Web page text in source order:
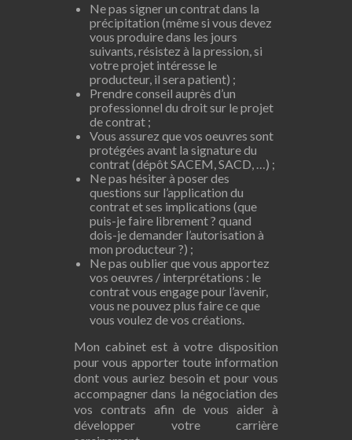
Ne pas signer un contrat dans la
précipitation (même si vous devez
vous produire dans les jours
suivants, résistez à la pression, si
votre projet intéresse le
producteur, il sera patient) ;
Prendre conseil auprès d’un
professionnel du droit sur le projet
de contrat ;
Vous assurez que vos oeuvres sont
protégées avant la signature du
contrat (dépôt SACEM, SACD, …) ;
Ne pas hésiter à poser des
questions sur l’application du
contrat et ses implications (que
puis-je faire librement ? quand
dois-je demander l’autorisation à
mon producteur ?) ;
Ne pas oublier que vous apportez
vos oeuvres / interprétations : le
contrat vous engage pour l’avenir,
vous ne pouvez plus faire ce que
vous voulez de vos créations.
Mon cabinet est à votre disposition
pour vous apporter toute information
dont vous auriez besoin et pour vous
accompagner dans la négociation des
vos contrats afin de vous aider à
développer votre carrière